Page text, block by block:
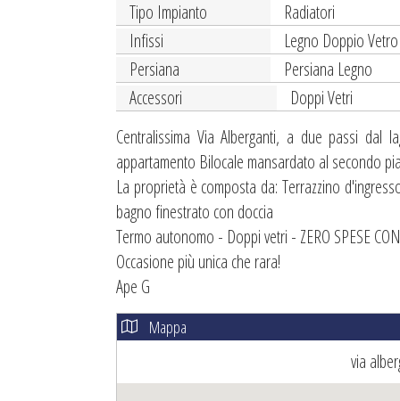
Tipo Impianto
Radiatori
Infissi
Legno Doppio Vetro
Persiana
Persiana Legno
Accessori
Doppi Vetri
Centralissima Via Alberganti, a due passi dal
appartamento Bilocale mansardato al secondo
La proprietà è composta da: Terrazzino
bagno finestrato con doccia
Termo autonomo - Doppi vetri - ZERO SPESE
Occasione più unica che rara!
Ape G
Mappa
via